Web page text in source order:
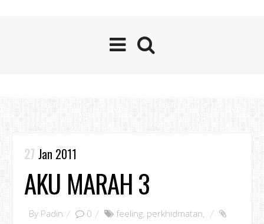
27 Jan 2011
AKU MARAH 3
By Padin 0 feeling, perkhidmatan,